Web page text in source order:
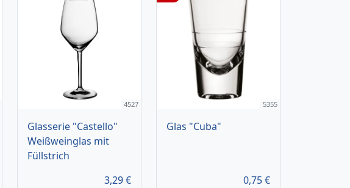
4527
Glasserie "Castello"
Weißweinglas mit
Füllstrich
3,29€
5355
Glas "Cuba"
0,75€